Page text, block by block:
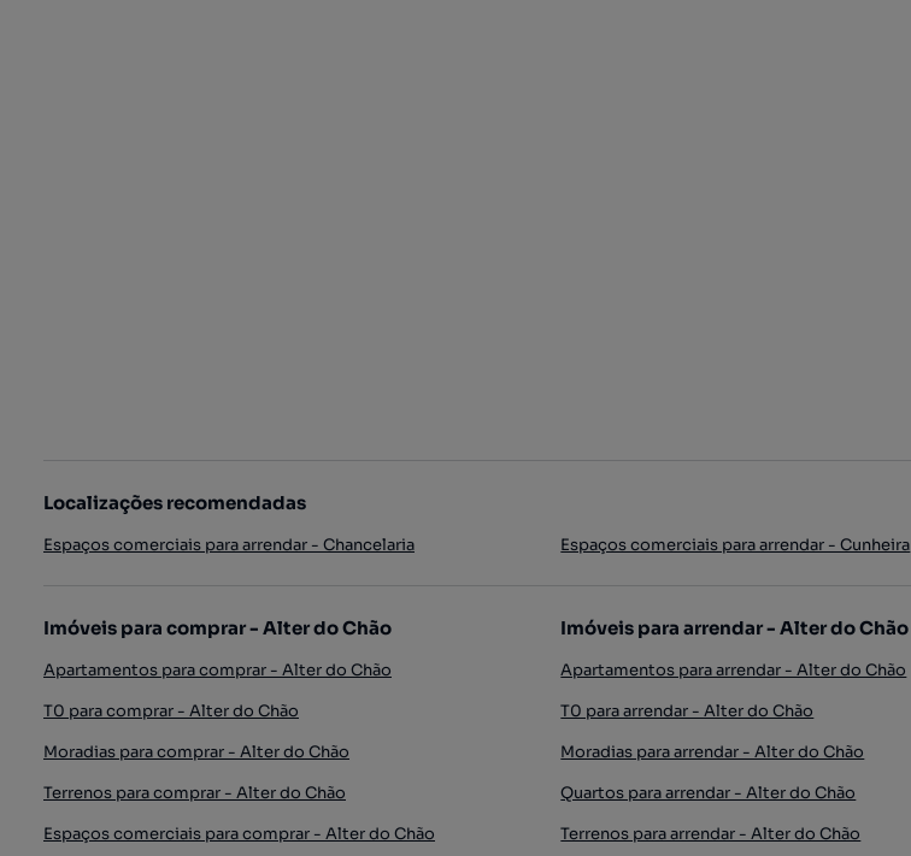
Localizações recomendadas
Espaços comerciais para arrendar - Chancelaria Espaços comerciais para arrendar - Cunheira
Imóveis para comprar - Alter do Chão
Apartamentos para comprar - Alter do Chão
T0 para comprar - Alter do Chão
Moradias para comprar - Alter do Chão
Terrenos para comprar - Alter do Chão
Espaços comerciais para comprar - Alter do Chão
Imóveis para arrendar - Alter do Chão
Apartamentos para arrendar - Alter do Chão
T0 para arrendar - Alter do Chão
Moradias para arrendar - Alter do Chão
Quartos para arrendar - Alter do Chão
Terrenos para arrendar - Alter do Chão